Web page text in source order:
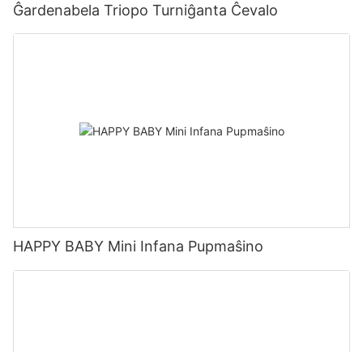
Ĝardenabela Triopo Turniĝanta Ĉevalo
HAPPY BABY Mini Infana Pupmaŝino